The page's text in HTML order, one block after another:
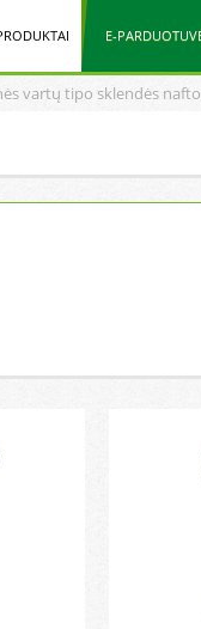
E-
vartų tipo sklendės